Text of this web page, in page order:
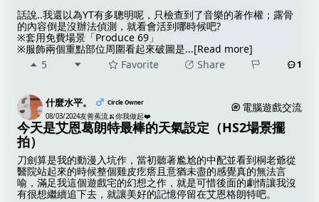
話說..我還以為YT有多聰明呢，只檢查到了音樂的著作權；露骨
的內容倒是沒辦法偵測，就看會活到哪時候吧?
※套用免費場景「Produce 69」
※服飾兩個重點部位周圍看起來破圖是...[Read more]
5
Favorite Share 1
什麼水平。 Circle Owner
08/03/2024友善蕉流🍌你我做起❤️
電腦遊戲交流
今天是艾恩葛朗特最棒的天氣設定（HS2場景擺
拍）
刀劍算是我的動漫入坑作，當初聽著尷尬的中配並看到桐老爺從
醫院站起來的時候整個雞皮疙瘩且意猶未盡的感覺真的無法言
喻，滿足我這個遊戲宅的幻想之作，就是可惜後面的劇情讓我沒
有很想繼續追下去，就讓美好的記憶停留在艾恩格朗特吧。